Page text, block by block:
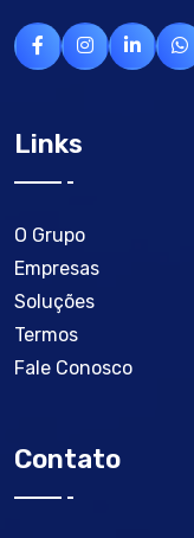
Links
O Grupo
Empresas
Soluções
Termos
Fale Conosco
Contato